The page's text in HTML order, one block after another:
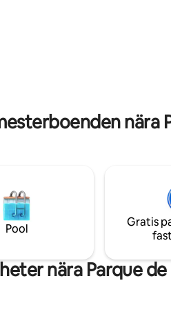
nära
Pool
Gratis
nära Parque de